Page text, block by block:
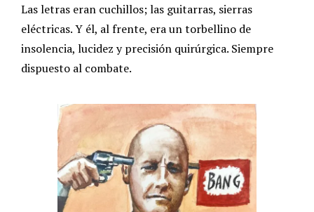
Las letras eran cuchillos; las guitarras, sierras
eléctricas. Y él, al frente, era un torbellino de
insolencia, lucidez y precisión quirúrgica. Siempre
dispuesto al combate.